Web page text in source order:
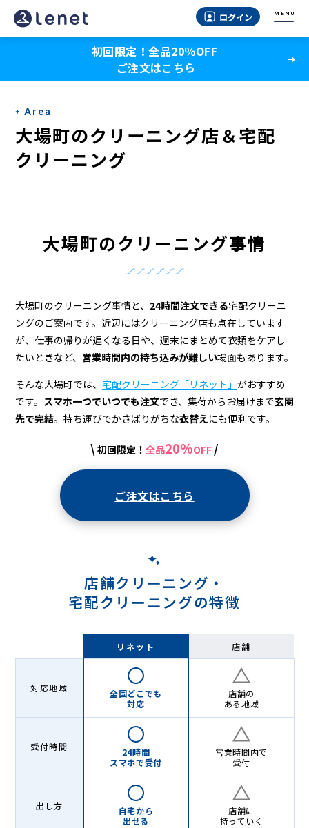
大
場
の
ク
リ
ー
宅
配
ク
リ
ー
ログイン MENU
初回限定！全品20％OFF
ご注文はこちら
Area
大場町のクリーニング店＆宅配
クリーニング
大場町のクリーニング事情
大場町のクリーニング事情と、 24時間注文できる宅配クリーニ
ングのご案内です。近辺にはクリーニング店も点在しています
が、仕事の帰りが遅くなる日や、週末にまとめて衣類をケアし
たいときなど、 営業時間内の持ち込みが難しい場面もあります。
そんな大場町では、 宅配クリーニング「リネット」 がおすすめ
です。 スマホ一つでいつでも注文でき、集荷からお届けまで玄関
先で完結。持ち運びでかさばりがちな衣替えにも便利です。
\ 初回限定！ 全品20%OFF /
ご注文はこちら
店舗クリーニング・
宅配クリーニングの特徴
リネット 店舗
対応地域
全国どこでも
対応
店舗の
ある地域
受付時間
24時間
スマホで受付
営業時間内で
受付
出し方
自宅から
出せる
店舗に
持っていく